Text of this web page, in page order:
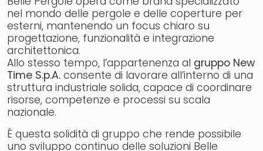
nel mondo delle pergole e delle coperture per
esterni, mantenendo un focus chiaro su
progettazione, funzionalità e integrazione
architettonica.
Allo stesso tempo, l’appartenenza al gruppo New
Time S.p.A. consente di lavorare all’interno di una
struttura industriale solida, capace di coordinare
risorse, competenze e processi su scala
nazionale.
È questa solidità di gruppo che rende possibile
uno sviluppo continuo delle soluzioni Belle